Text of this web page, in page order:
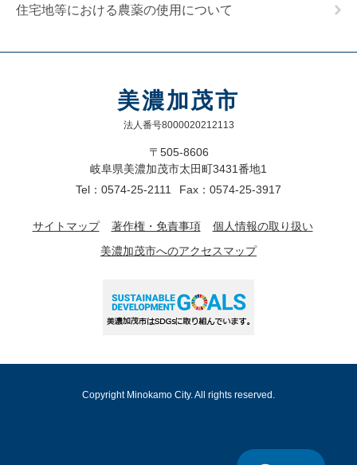
住宅地等における農薬の使用について
美濃加茂市
法人番号8000020212113
〒505-8606
岐阜県美濃加茂市太田町3431番地1
Tel：0574-25-2111
Fax：0574-25-3917
サイトマップ 著作権・免責事項
個人情報の取り扱い
美濃加茂市へのアクセスマップ
Copyright Minokamo City. All rights reserved.